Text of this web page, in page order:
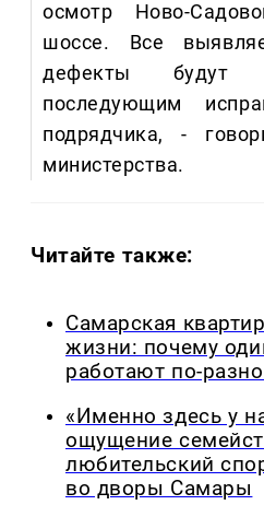
осмотр Ново-
шоссе. Все
дефекты будут
последующим
подрядчика, -
министерства.
Читайте также:
Самарская
жизни: почему
работают по-
«Именно здесь у
ощущение
любительский
во дворы Самары